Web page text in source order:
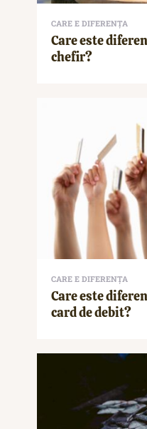
CARE E DIFERENȚA
Care este
chefir?
CARE E DIFERENȚA
Care este
card de debit?